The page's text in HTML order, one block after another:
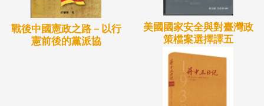
戰後中國憲政之路－以行
憲前後的黨派協
美國國家安全與對臺灣政
策檔案選擇譯五